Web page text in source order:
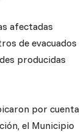
afectadas
de evacuados
producidas
por cuenta
el Municipio